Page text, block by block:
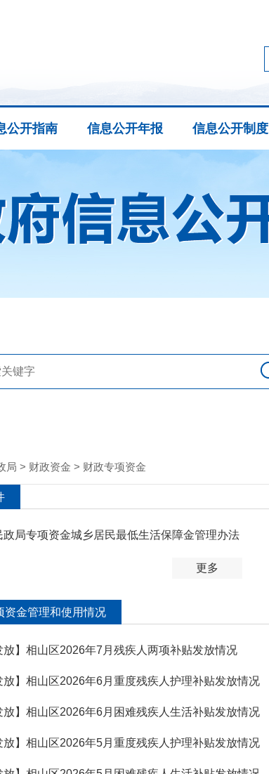
公开指南 信息公开年报 信息公开制度
局 > 财政资金 > 财政专项资金
政局专项资金城乡居民最低生活保障金管理办法
更多
资金管理和使用情况
放】相山区2026年7月残疾人两项补贴发放情况
放】相山区2026年6月重度残疾人护理补贴发放情况
放】相山区2026年6月困难残疾人生活补贴发放情况
放】相山区2026年5月重度残疾人护理补贴发放情况